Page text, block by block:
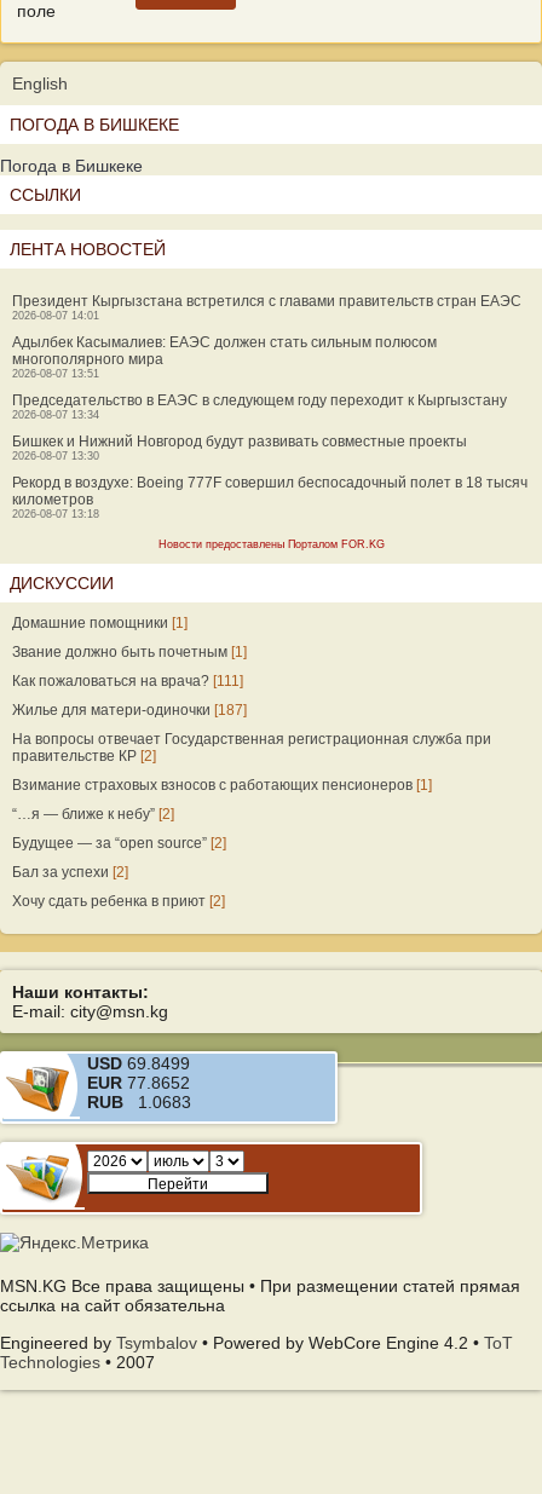
поле
English
ПОГОДА В БИШКЕКЕ
Погода в Бишкеке
ССЫЛКИ
ЛЕНТА НОВОСТЕЙ
Президент Кыргызстана встретился с главами правительств стран ЕАЭС
2026-08-07 14:01
Адылбек Касымалиев: ЕАЭС должен стать сильным полюсом
многополярного мира
2026-08-07 13:51
Председательство в ЕАЭС в следующем году переходит к Кыргызстану
2026-08-07 13:34
Бишкек и Нижний Новгород будут развивать совместные проекты
2026-08-07 13:30
Рекорд в воздухе: Boeing 777F совершил беспосадочный полет в 18 тысяч
километров
2026-08-07 13:18
Новости предоставлены Порталом FOR.KG
ДИСКУССИИ
Домашние помощники [1]
Звание должно быть почетным [1]
Как пожаловаться на врача? [111]
Жилье для матери-одиночки [187]
На вопросы отвечает Государственная регистрационная служба при
правительстве КР [2]
Взимание страховых взносов с работающих пенсионеров [1]
“…я — ближе к небу” [2]
Будущее — за “open source” [2]
Бал за успехи [2]
Хочу сдать ребенка в приют [2]
Наши контакты:
E-mail: city@msn.kg
USD 69.8499
EUR 77.8652
RUB 1.0683
MSN.KG Все права защищены • При размещении статей прямая
ссылка на сайт обязательна
Engineered by Tsymbalov • Powered by WebCore Engine 4.2 • ToT
Technologies • 2007